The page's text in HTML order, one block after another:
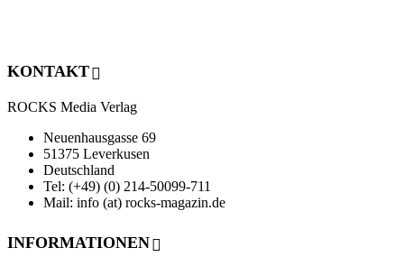
KONTAKT
ROCKS Media Verlag
Neuenhausgasse 69
51375 Leverkusen
Deutschland
Tel: (+49) (0) 214-50099-711
Mail: info (at) rocks-magazin.de
INFORMATIONEN